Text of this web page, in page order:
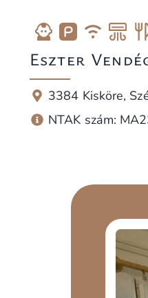
Eszter
3384 Kisköre,
NTAK szám: